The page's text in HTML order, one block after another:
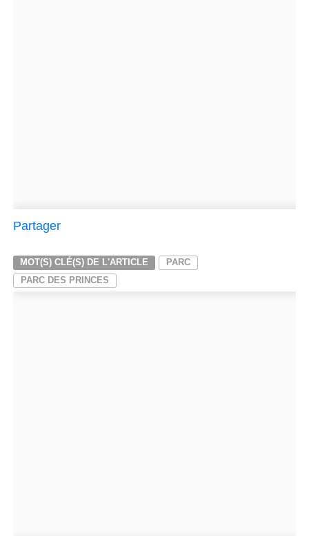
Partager
MOT(S) CLÉ(S) DE L'ARTICLE
PARC
PARC DES PRINCES